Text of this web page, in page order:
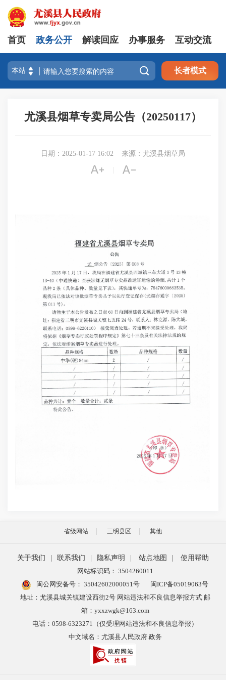
首页 政务公开 解读回应 办事服务 互动交流
 长者模式
尤溪县烟草专卖局公告（20250117）
日期：2025-01-17 16:02 来源：尤溪县烟草局
 
省级网站 三明县区 其他
关于我们 联系我们 隐私声明 站点地图
使用帮助
网站标识码： 3504260011
闽公网安备号： 35042602000051号
闽ICP备05019063号
地址：尤溪县城关镇建设西街2号 网站违法和不良信息举报方式 邮
箱：yxxzwgk@163.com
电话：0598-6323271（仅受理网站违法和不良信息举报）
中文域名：尤溪县人民政府.政务